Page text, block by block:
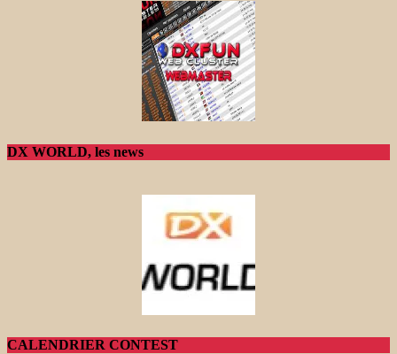
DX WORLD, les news
CALENDRIER CONTEST